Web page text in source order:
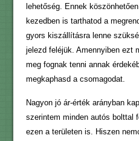
lehetőség. Ennek
kezedben is tarthatod a
gyors kiszállításra lenne
jelezd feléjük. Amennyiben ezt
meg fognak tenni annak
megkaphasd a csomagodat.
Nagyon jó ár-érték arányban
szerintem minden autós bolttal
ezen a területen is. Hiszen